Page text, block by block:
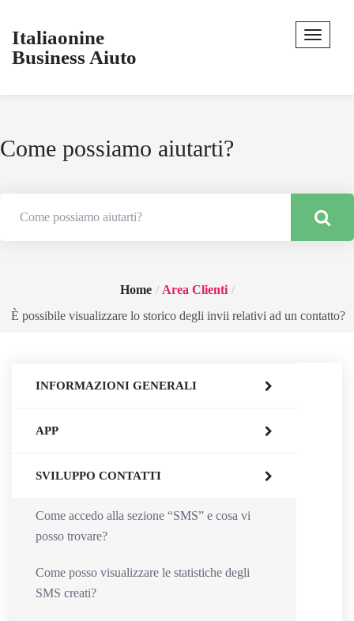
Italiaonine
Business Aiuto
Come possiamo aiutarti?
Home
Area Clienti
È possibile visualizzare lo storico degli invii relativi ad un contatto?
INFORMAZIONI GENERALI
APP
SVILUPPO CONTATTI
Come accedo alla sezione “SMS” e cosa vi
posso trovare?
Come posso visualizzare le statistiche degli
SMS creati?